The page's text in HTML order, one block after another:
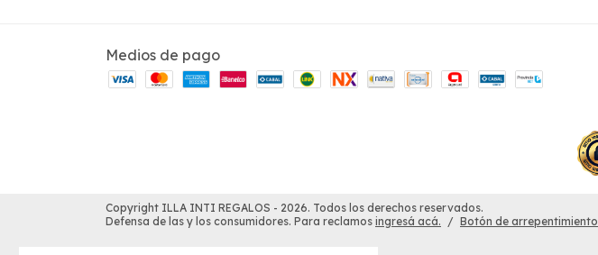
Medios de pago
Copyright ILLA INTI REGALOS - 2026. Todos los derechos reservados.
Defensa de las y los consumidores. Para reclamos ingresá acá. / Botón de arrepentimiento